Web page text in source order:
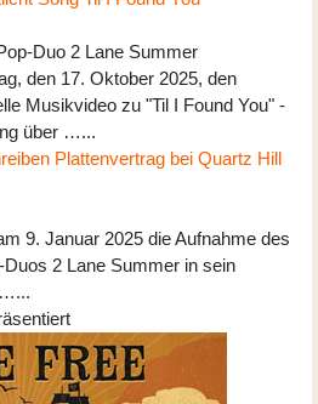
Duo 2 Lane Summer
den 17. Oktober 2025, den
Musikvideo zu "Til I Found You" -
über …...
Plattenvertrag bei Quartz Hill
9. Januar 2025 die Aufnahme des
2 Lane Summer in sein
…...